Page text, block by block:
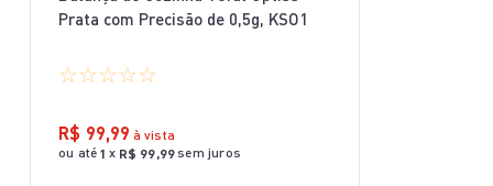
Prata com Precisão de 0,5g, KSO1
☆☆☆☆☆
R$ 99,99 à vista
ou até 1 x R$ 99,99sem juros